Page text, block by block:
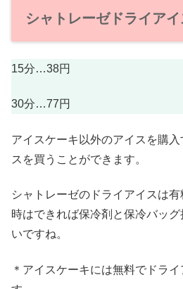
シャトレーゼドライア
15分…38円
30分…77円
アイスケーキ以外のアイスを購
スを買うことができます。
シャトレーゼのドライアイスは
時はできれば保冷剤と保冷バッ
いですね。
＊アイスケーキには無料でドラ